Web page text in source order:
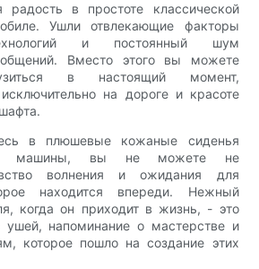
радость в простоте классической
Ушли отвлекающие факторы
и постоянный шум
Вместо этого вы можете
в настоящий момент,
на дороге и красоте
в плюшевые кожаные сиденья
машины, вы не можете не
волнения и ожидания для
находится впереди. Нежный
когда он приходит в жизнь, - это
напоминание о мастерстве и
которое пошло на создание этих